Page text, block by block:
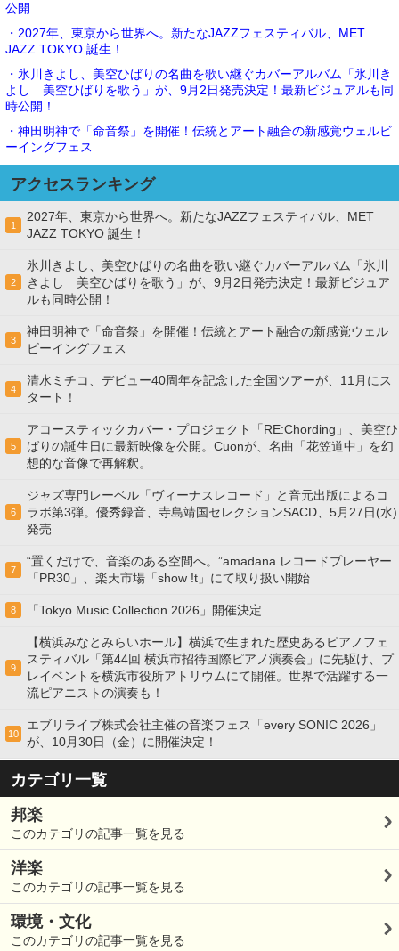
公開
・2027年、東京から世界へ。新たなJAZZフェスティバル、MET
JAZZ TOKYO 誕生！
・氷川きよし、美空ひばりの名曲を歌い継ぐカバーアルバム「氷川き
よし 美空ひばりを歌う」が、9月2日発売決定！最新ビジュアルも同
時公開！
・神田明神で「命音祭」を開催！伝統とアート融合の新感覚ウェルビ
ーイングフェス
アクセスランキング
1
2027年、東京から世界へ。新たなJAZZフェスティバル、MET
JAZZ TOKYO 誕生！
2
氷川きよし、美空ひばりの名曲を歌い継ぐカバーアルバム「氷川
きよし 美空ひばりを歌う」が、9月2日発売決定！最新ビジュア
ルも同時公開！
3
神田明神で「命音祭」を開催！伝統とアート融合の新感覚ウェル
ビーイングフェス
4
清水ミチコ、デビュー40周年を記念した全国ツアーが、11月にス
タート！
5
アコースティックカバー・プロジェクト「RE:Chording」、美空ひ
ばりの誕生日に最新映像を公開。Cuonが、名曲「花笠道中」を幻
想的な音像で再解釈。
6
ジャズ専門レーベル「ヴィーナスレコード」と音元出版によるコ
ラボ第3弾。優秀録音、寺島靖国セレクションSACD、5月27日(水)
発売
7
“置くだけで、音楽のある空間へ。”amadana レコードプレーヤー
「PR30」、楽天市場「show !t」にて取り扱い開始
8 「Tokyo Music Collection 2026」開催決定
9
【横浜みなとみらいホール】横浜で生まれた歴史あるピアノフェ
スティバル「第44回 横浜市招待国際ピアノ演奏会」に先駆け、プ
レイベントを横浜市役所アトリウムにて開催。世界で活躍する一
流ピアニストの演奏も！
10
エブリライブ株式会社主催の音楽フェス「every SONIC 2026」
が、10月30日（金）に開催決定！
カテゴリ一覧
邦楽
このカテゴリの記事一覧を見る
洋楽
このカテゴリの記事一覧を見る
環境・文化
このカテゴリの記事一覧を見る